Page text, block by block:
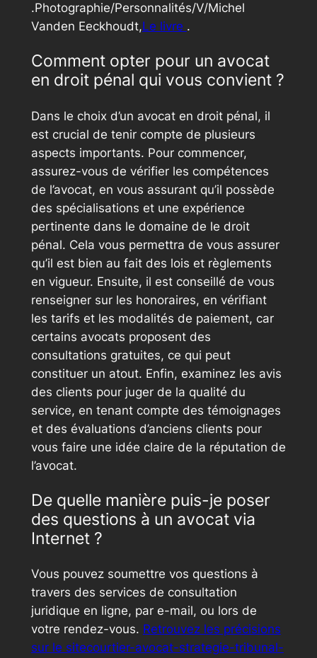
.Photographie/Personnalités/V/Michel
Vanden Eeckhoudt,Le livre .
Comment opter pour un avocat
en droit pénal qui vous convient ?
Dans le choix d’un avocat en droit pénal, il
est crucial de tenir compte de plusieurs
aspects importants. Pour commencer,
assurez-vous de vérifier les compétences
de l’avocat, en vous assurant qu’il possède
des spécialisations et une expérience
pertinente dans le domaine de le droit
pénal. Cela vous permettra de vous assurer
qu’il est bien au fait des lois et règlements
en vigueur. Ensuite, il est conseillé de vous
renseigner sur les honoraires, en vérifiant
les tarifs et les modalités de paiement, car
certains avocats proposent des
consultations gratuites, ce qui peut
constituer un atout. Enfin, examinez les avis
des clients pour juger de la qualité du
service, en tenant compte des témoignages
et des évaluations d’anciens clients pour
vous faire une idée claire de la réputation de
l’avocat.
De quelle manière puis-je poser
des questions à un avocat via
Internet ?
Vous pouvez soumettre vos questions à
travers des services de consultation
juridique en ligne, par e-mail, ou lors de
votre rendez-vous. Retrouvez les précisions
sur le sitecourtier-avocat-strategie-tribunal-